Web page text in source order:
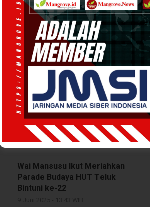
Bindarra
Di Ibadah Perdana, Ketua
Bindarra Teluk Bintuni Tekankan
Pererat Tali Persaudaraan
15 Maret 2026 - 17:17 WIB
Wai Mansusu Ikut Meriahkan
Parade Budaya HUT Teluk
Bintuni ke-22